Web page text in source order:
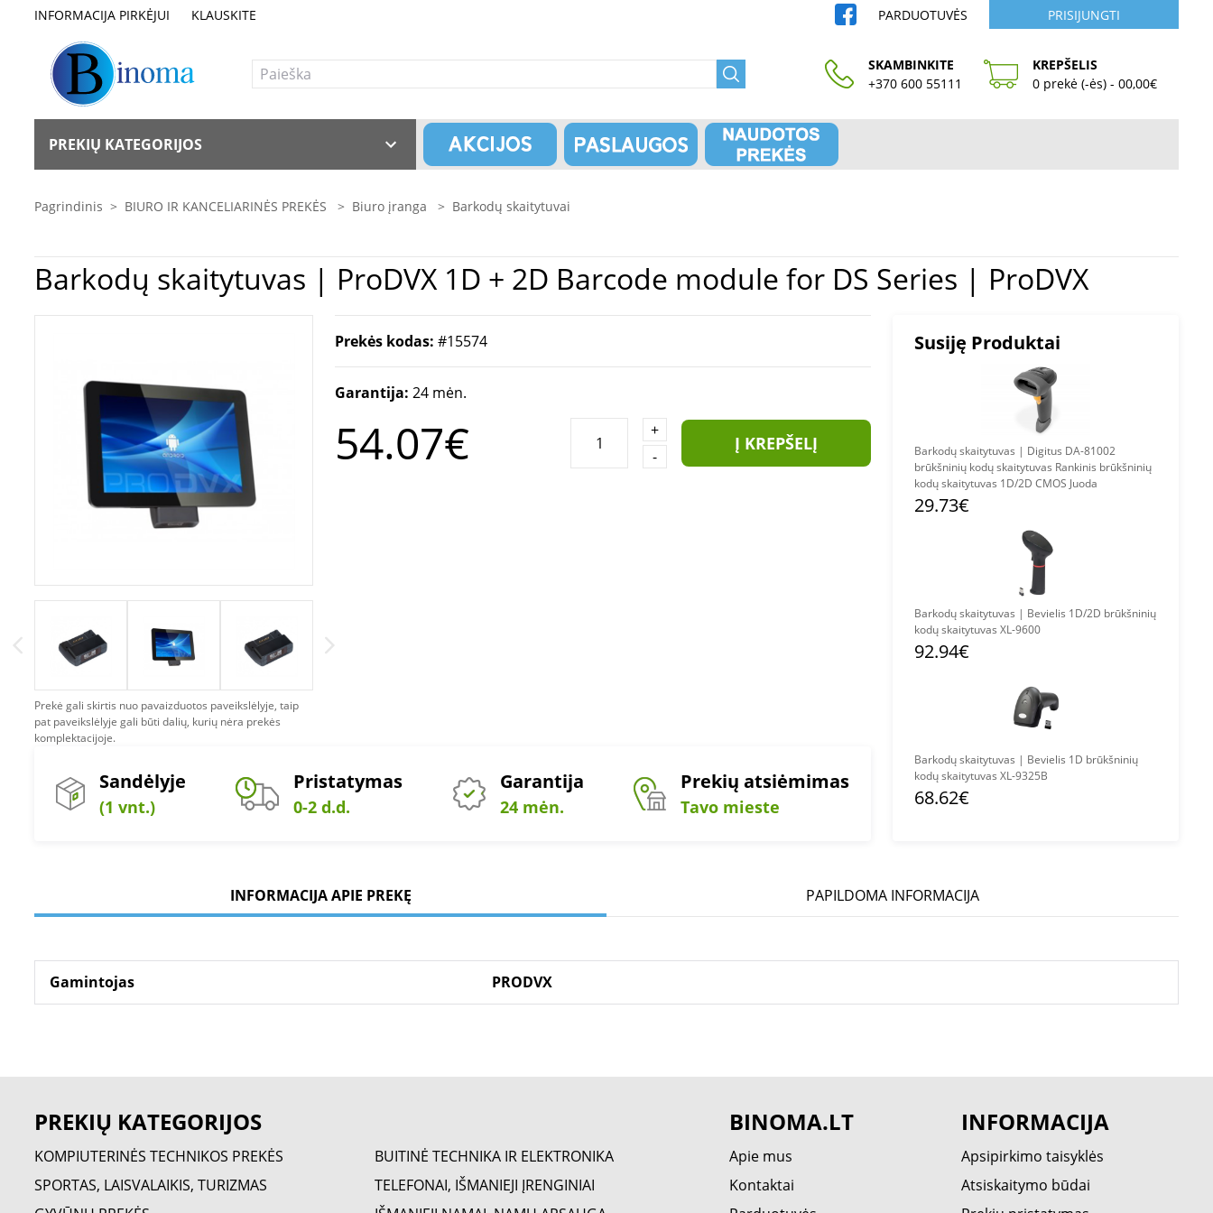
INFORMACIJA PIRKĖJUI KLAUSKITE PARDUOTUVĖS PRISIJUNGTI
SKAMBINKITE
+370 600 55111
KREPŠELIS
0 prekė (-ės) - 00,00€
PREKIŲ KATEGORIJOS
Pagrindinis > BIURO IR KANCELIARINĖS PREKĖS > Biuro įranga > Barkodų skaitytuvai
Barkodų skaitytuvas | ProDVX 1D + 2D Barcode module for DS Series | ProDVX
Prekė gali skirtis nuo pavaizduotos paveikslėlyje, taip
pat paveikslėlyje gali būti dalių, kurių nėra prekės
komplektacijoje.
Prekės kodas: #15574
Garantija: 24 mėn.
54.07€
+
-
Į KREPŠELĮ
Sandėlyje
(1 vnt.)
Pristatymas
0-2 d.d.
Garantija
24 mėn.
Prekių atsiėmimas
Tavo mieste
Susiję Produktai
Barkodų skaitytuvas | Digitus DA-81002
brūkšninių kodų skaitytuvas Rankinis brūkšninių
kodų skaitytuvas 1D/2D CMOS Juoda
29.73€
Barkodų skaitytuvas | Bevielis 1D/2D brūkšninių
kodų skaitytuvas XL-9600
92.94€
Barkodų skaitytuvas | Bevielis 1D brūkšninių
kodų skaitytuvas XL-9325B
68.62€
INFORMACIJA APIE PREKĘ PAPILDOMA INFORMACIJA
Gamintojas PRODVX
PREKIŲ KATEGORIJOS
KOMPIUTERINĖS TECHNIKOS PREKĖS
BUITINĖ TECHNIKA IR ELEKTRONIKA
SPORTAS, LAISVALAIKIS, TURIZMAS
TELEFONAI, IŠMANIEJI ĮRENGINIAI
BINOMA.LT
Apie mus
Kontaktai
INFORMACIJA
Apsipirkimo taisyklės
Atsiskaitymo būdai